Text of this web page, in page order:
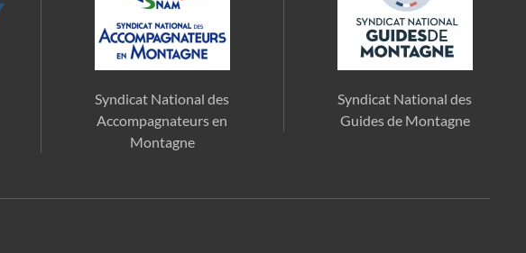
Syndicat National des
Accompagnateurs en
Montagne
Syndicat National des
Guides de Montagne